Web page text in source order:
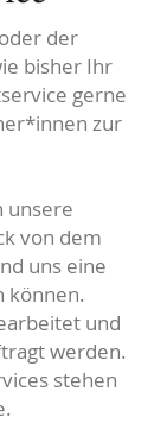
der
bisher Ihr
gerne
zur
unsere
von dem
uns eine
können.
und
werden.
stehen